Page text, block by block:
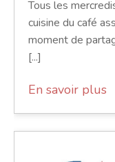
Tous les
cuisine du café
moment de
[...]
En savoir plus